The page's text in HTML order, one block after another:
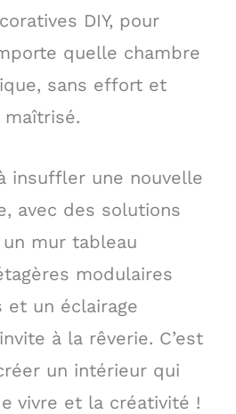
DIY, pour
quelle chambre
sans effort et
insuffler une nouvelle
avec des solutions
mur tableau
modulaires
et un éclairage
à la rêverie. C’est
un intérieur qui
vivre et la créativité !